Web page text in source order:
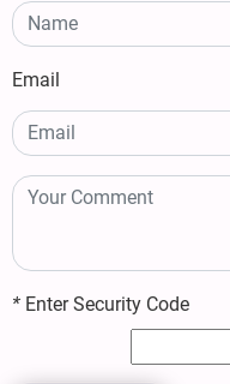
Email
* Enter Security Code